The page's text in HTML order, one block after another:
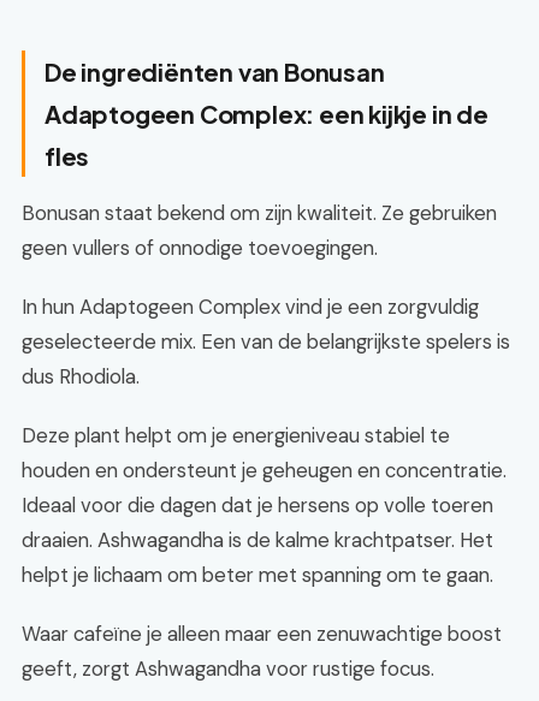
De ingrediënten van Bonusan
Adaptogeen Complex: een kijkje in de
fles
Bonusan staat bekend om zijn kwaliteit. Ze gebruiken
geen vullers of onnodige toevoegingen.
In hun Adaptogeen Complex vind je een zorgvuldig
geselecteerde mix. Een van de belangrijkste spelers is
dus Rhodiola.
Deze plant helpt om je energieniveau stabiel te
houden en ondersteunt je geheugen en concentratie.
Ideaal voor die dagen dat je hersens op volle toeren
draaien. Ashwagandha is de kalme krachtpatser. Het
helpt je lichaam om beter met spanning om te gaan.
Waar cafeïne je alleen maar een zenuwachtige boost
geeft, zorgt Ashwagandha voor rustige focus.